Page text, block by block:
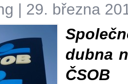
| 29. března
dubna